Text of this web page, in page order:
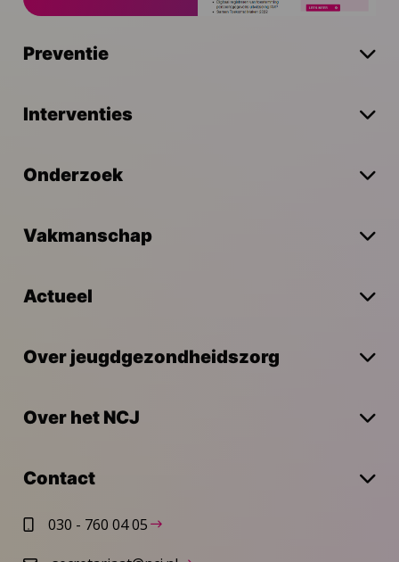
Preventie
Interventies
Onderzoek
Vakmanschap
Actueel
Over jeugdgezondheidszorg
Over het NCJ
Contact
030 - 760 04 05